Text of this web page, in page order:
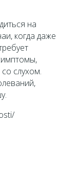
на
когда даже
слухом.